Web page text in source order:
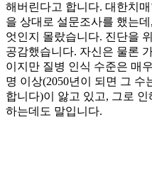
해버린다고 합니다. 대한치
을 상대로 설문조사를 했는
엇인지 몰랐습니다. 진단을
공감했습니다. 자신은 물론
이지만 질병 인식 수준은 매
명 이상(2050년이 되면 그 수
합니다)이 앓고 있고, 그로
하는데도 말입니다.